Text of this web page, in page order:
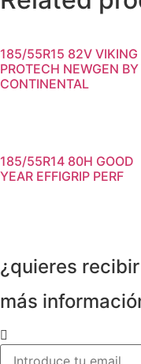
185/55R15 82V VIKING
PROTECH NEWGEN BY
CONTINENTAL
185/55R14 80H GOOD
YEAR EFFIGRIP PERF
¿quieres recibir
más